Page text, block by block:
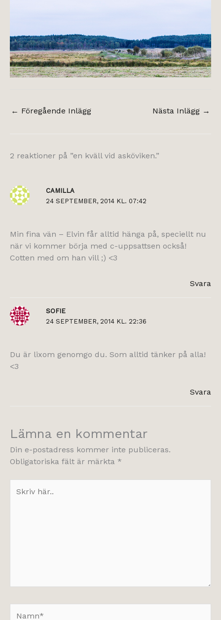
← Föregående Inlägg Nästa Inlägg →
2 reaktioner på ”en kväll vid asköviken.”
CAMILLA
24 SEPTEMBER, 2014 KL. 07:42
Min fina vän – Elvin får alltid hänga på, speciellt nu
när vi kommer börja med c-uppsattsen också!
Cotten med om han vill ;) <3
Svara
SOFIE
24 SEPTEMBER, 2014 KL. 22:36
Du är lixom genomgo du. Som alltid tänker på alla!
<3
Svara
Lämna en kommentar
Din e-postadress kommer inte publiceras.
Obligatoriska fält är märkta *
här..